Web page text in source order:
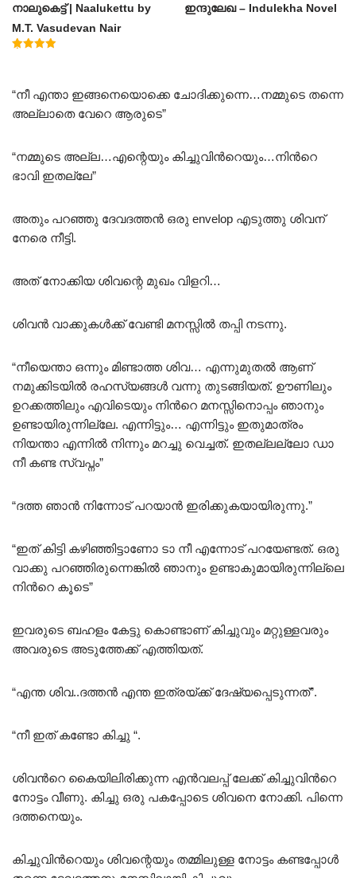
നാലുകെട്ട് | Naalukettu by
M.T. Vasudevan Nair
ഇന്ദുലേഖ – Indulekha Novel
“നീ എന്താ ഇങ്ങനെയൊക്കെ ചോദിക്കുന്നെ…നമ്മുടെ തന്നെ
അല്ലാതെ വേറെ ആരുടെ”
“നമ്മുടെ അല്ല…എന്റെയും കിച്ചുവിന്‍റെയും…നിൻറെ
ഭാവി ഇതല്ലേ”
അതും പറഞ്ഞു ദേവദത്തൻ ഒരു envelop എടുത്തു ശിവന്
നേരെ നീട്ടി.
അത് നോക്കിയ ശിവന്റെ മുഖം വിളറി…
ശിവൻ വാക്കുകൾക്ക് വേണ്ടി മനസ്സിൽ തപ്പി നടന്നു.
“നീയെന്താ ഒന്നും മിണ്ടാത്ത ശിവ… എന്നുമുതൽ ആണ്
നമുക്കിടയിൽ രഹസ്യങ്ങൾ വന്നു തുടങ്ങിയത്. ഊണിലും
ഉറക്കത്തിലും എവിടെയും നിൻറെ മനസ്സിനൊപ്പം ഞാനും
ഉണ്ടായിരുന്നില്ലേ. എന്നിട്ടും… എന്നിട്ടും ഇതുമാത്രം
നിയന്താ എന്നിൽ നിന്നും മറച്ചു വെച്ചത്. ഇതല്ലല്ലോ ഡാ
നീ കണ്ട സ്വപ്നം”
“ദത്ത ഞാൻ നിന്നോട് പറയാൻ ഇരിക്കുകയായിരുന്നു.”
“ഇത് കിട്ടി കഴിഞ്ഞിട്ടാണോ ടാ നീ എന്നോട് പറയേണ്ടത്. ഒരു
വാക്കു പറഞ്ഞിരുന്നെങ്കിൽ ഞാനും ഉണ്ടാകുമായിരുന്നില്ലെ
നിൻറെ കൂടെ”
ഇവരുടെ ബഹളം കേട്ടു കൊണ്ടാണ് കിച്ചുവും മറ്റുള്ളവരും
അവരുടെ അടുത്തേക്ക് എത്തിയത്.
“എന്ത ശിവ..ദത്തൻ എന്ത ഇത്രയ്ക്ക് ദേഷ്യപ്പെടുന്നത്”.
“നീ ഇത് കണ്ടോ കിച്ചു “.
ശിവൻറെ കൈയിലിരിക്കുന്ന എൻവലപ്പ് ലേക്ക് കിച്ചുവിൻറെ
നോട്ടം വീണു. കിച്ചു ഒരു പകപ്പോടെ ശിവനെ നോക്കി. പിന്നെ
ദത്തനെയും.
കിച്ചുവിൻറെയും ശിവന്റെയും തമ്മിലുള്ള നോട്ടം കണ്ടപ്പോൾ